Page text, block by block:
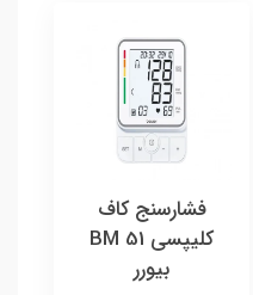
فشارسنج کاف
کلیپسی BM 51
بیورر